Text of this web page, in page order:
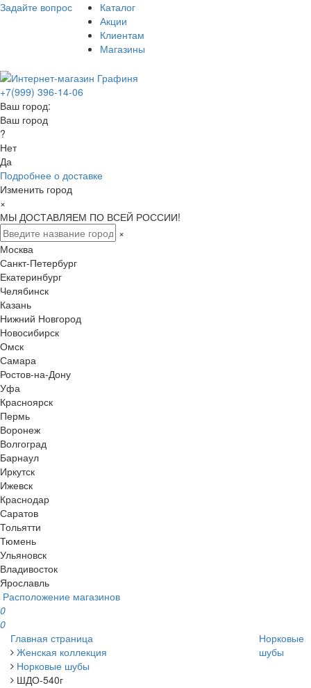
Задайте вопрос
Каталог
Акции
Клиентам
Магазины
+7(999) 396-14-06
Ваш город:
Ваш город
?
Нет
Да
Подробнее о доставке
Изменить город
×
МЫ ДОСТАВЛЯЕМ ПО ВСЕЙ РОССИИ!
×
Москва
Санкт-Петербург
Екатеринбург
Челябинск
Казань
Нижний Новгород
Новосибирск
Омск
Самара
Ростов-на-Дону
Уфа
Красноярск
Пермь
Воронеж
Волгоград
Барнаул
Иркутск
Ижевск
Краснодар
Саратов
Тольятти
Тюмень
Ульяновск
Владивосток
Ярославль
Расположение магазинов
0
0
Главная страница
Женская коллекция
Норковые шубы
ШДО-540г
Норковые
шубы